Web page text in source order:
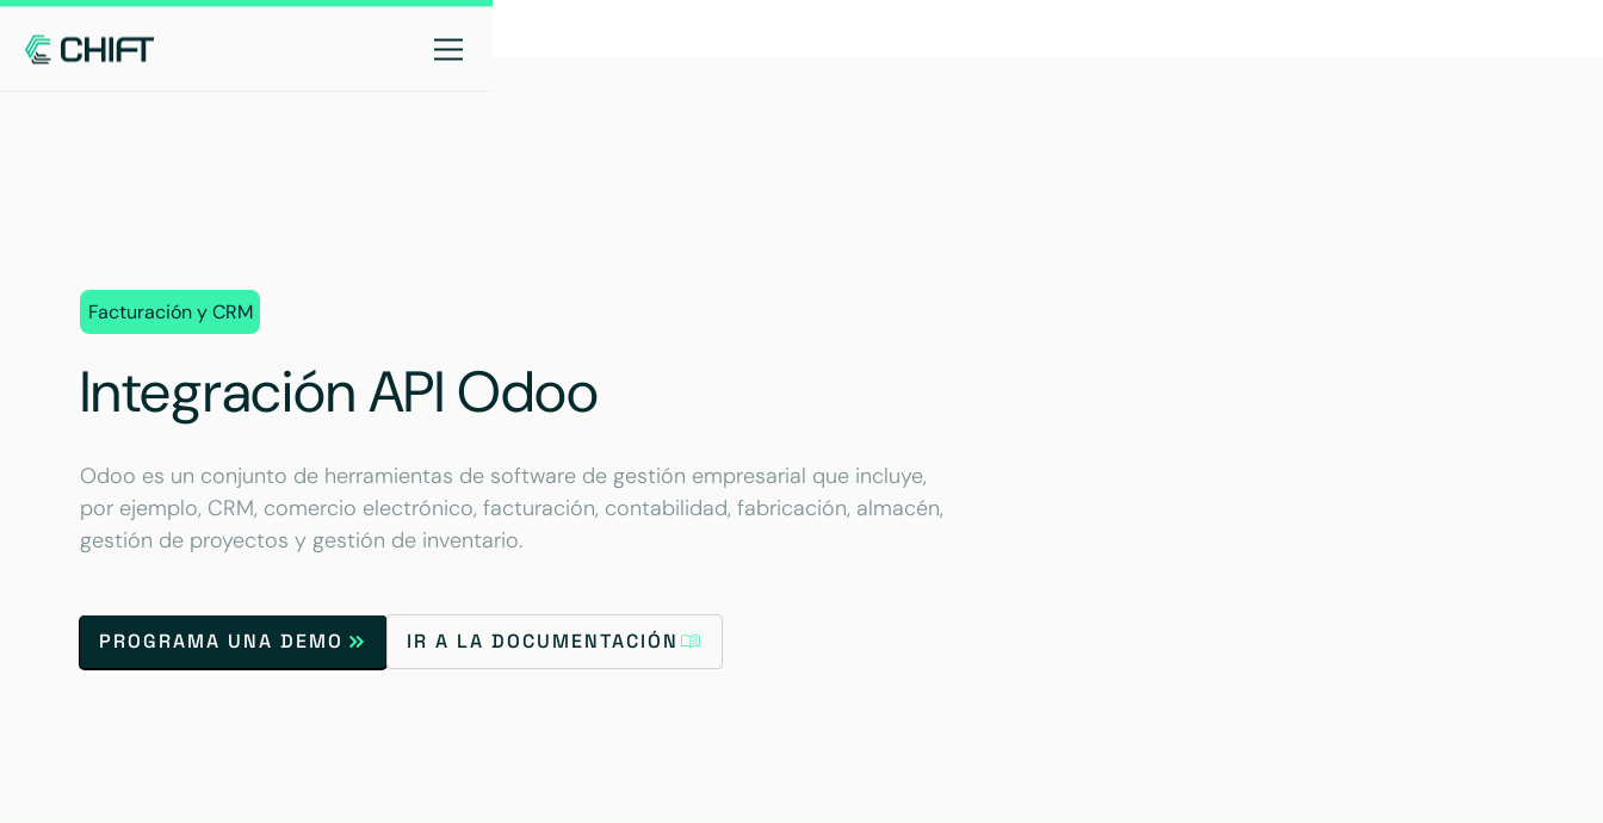
Facturación y CRM
Integración API Odoo
Odoo es un conjunto de herramientas de software de gestión empresarial que incluye,
por ejemplo, CRM, comercio electrónico, facturación, contabilidad, fabricación, almacén,
gestión de proyectos y gestión de inventario.
PROGRAMA UNA DEMO IR A LA DOCUMENTACIÓN